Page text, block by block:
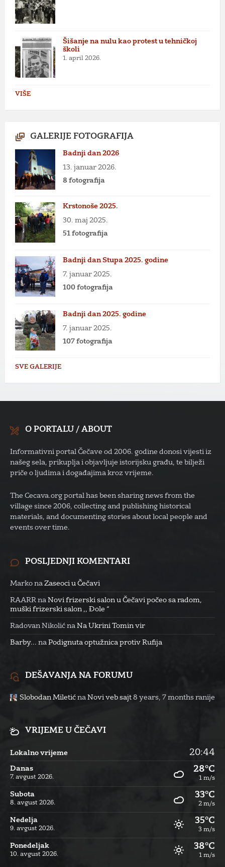
Šišanje na nulu kao protest u tehničkoj
školi
1. april 2026.
VIŠE
GALERIJE FOTOGRAFIJA
Badnji dan 2026
13. januar 2026.
8 fotografija
Krstonoše 2025.
30. maj 2025.
51 fotografija
Badnji dan Stupa 2025. godine
7. januar 2025.
100 fotografija
Badnji dan 2025. godine
7. januar 2025.
107 fotografija
SVE GALERIJE
O PORTALU / ABOUT
Informativni portal Čečave od 2006. godine donosi vijesti iz
našeg sela, prikuplja i objavljuje istorijsku građu, te bilježi
priče o ljudima i događajima kroz vrijeme.
The Cecava.org portal has been sharing news from the
village since 2006, collecting and publishing historical
materials, and documenting stories about local people and
events over time.
POSLJEDNJI KOMENTARI
Marko na Zaseoci u Čečavi
RAARR na Novi frizerski salon u Čečavi počeo sa radom,
muški frizerski salon ,, Đole “
Radovan Nikolić na Na Ukrini Tomin vir
Barby... na Podignuta optužnica protiv Rufija
DEŠAVANJA NA FORUMU
Slobodan Miletić na Novi veb sajt 8 years, 7 months ranije
VRIJEME U ČEČAVI
Lokalno vrijeme 20:44
Danas
7. avgust 2026.
28°C
1 m/s
Subota
8. avgust 2026.
33°C
2 m/s
Nedelja
9. avgust 2026.
35°C
3 m/s
Ponedeljak
10. avgust 2026.
38°C
1 m/s